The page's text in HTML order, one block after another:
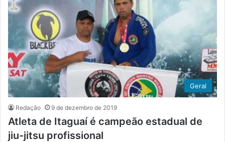
Geral
Redação 9 de dezembro de 2019
Atleta de Itaguaí é campeão estadual de
jiu-jitsu profissional